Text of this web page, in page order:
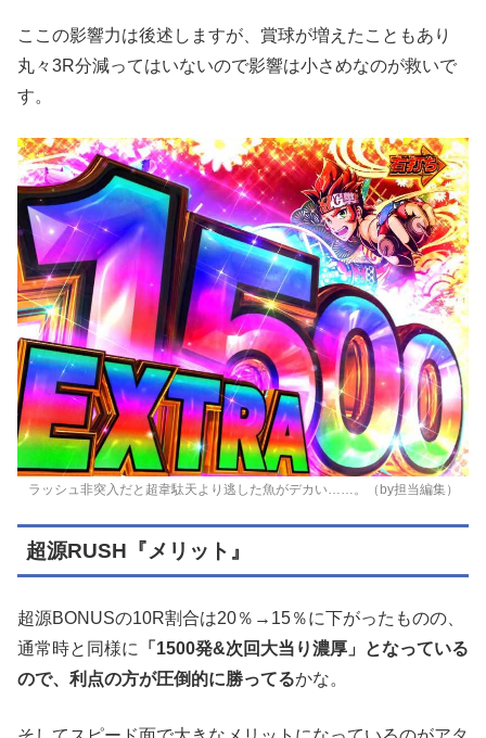
ここの影響力は後述しますが、賞球が増えたこともあり
丸々3R分減ってはいないので影響は小さめなのが救いで
す。
ラッシュ非突入だと超韋駄天より逃した魚がデカい……。（by担当編集）
超源RUSH『メリット』
超源BONUSの10R割合は20％→15％に下がったものの、
通常時と同様に
「1500発&次回大当り濃厚」となっている
ので、利点の方が圧倒的に勝ってるかな。